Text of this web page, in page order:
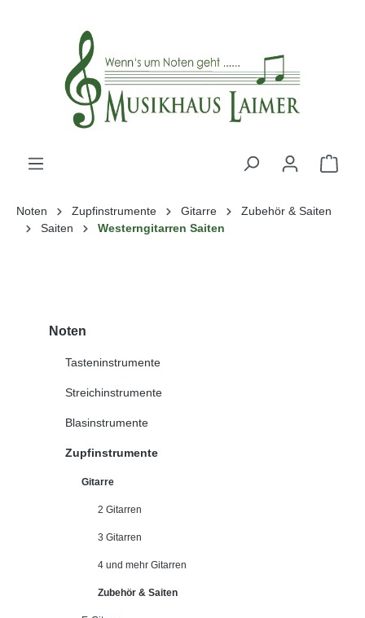
Noten Zupfinstrumente Gitarre
Zubehör & Saiten
Saiten
Westerngitarren Saiten
Noten
Tasteninstrumente
Streichinstrumente
Blasinstrumente
Zupfinstrumente
Gitarre
2 Gitarren
3 Gitarren
4 und mehr Gitarren
Zubehör & Saiten